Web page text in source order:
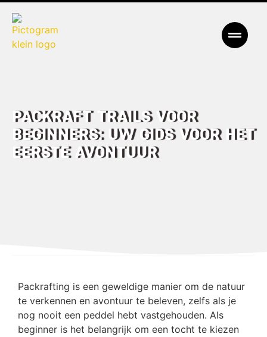
Packraft Trails voor
beginners: Uw gids voor het
eerste avontuur
Packrafting is een geweldige manier om de natuur
te verkennen en avontuur te beleven, zelfs als je
nog nooit een peddel hebt vastgehouden. Als
beginner is het belangrijk om een tocht te kiezen